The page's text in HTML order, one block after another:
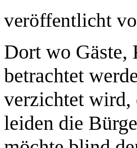
veröffentlicht
Dort wo Gäste,
betrachtet
verzichtet wird,
leiden die